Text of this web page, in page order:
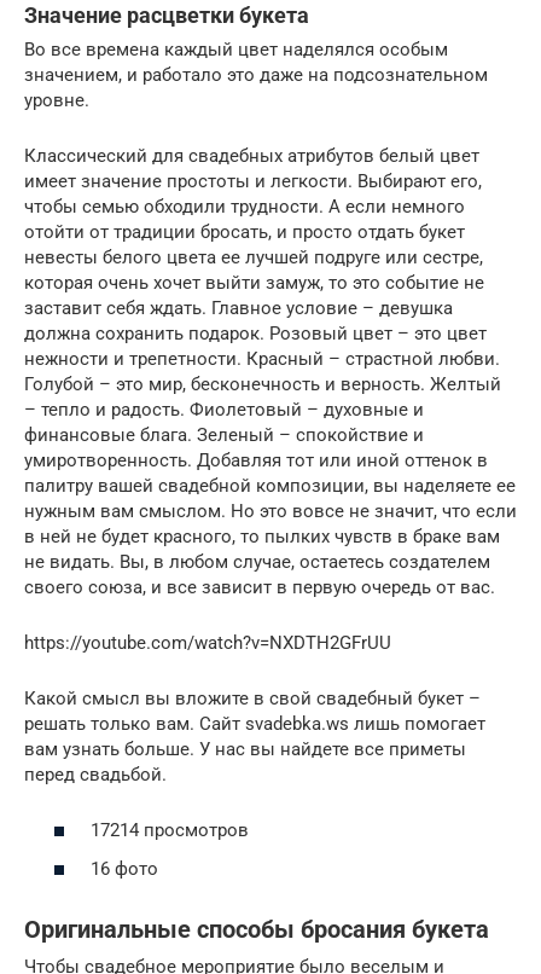
Значение расцветки букета
Во все времена каждый цвет наделялся особым
значением, и работало это даже на подсознательном
уровне.
Классический для свадебных атрибутов белый цвет
имеет значение простоты и легкости. Выбирают его,
чтобы семью обходили трудности. А если немного
отойти от традиции бросать, и просто отдать букет
невесты белого цвета ее лучшей подруге или сестре,
которая очень хочет выйти замуж, то это событие не
заставит себя ждать. Главное условие – девушка
должна сохранить подарок. Розовый цвет – это цвет
нежности и трепетности. Красный – страстной любви.
Голубой – это мир, бесконечность и верность. Желтый
– тепло и радость. Фиолетовый – духовные и
финансовые блага. Зеленый – спокойствие и
умиротворенность. Добавляя тот или иной оттенок в
палитру вашей свадебной композиции, вы наделяете ее
нужным вам смыслом. Но это вовсе не значит, что если
в ней не будет красного, то пылких чувств в браке вам
не видать. Вы, в любом случае, остаетесь создателем
своего союза, и все зависит в первую очередь от вас.
https://youtube.com/watch?v=NXDTH2GFrUU
Какой смысл вы вложите в свой свадебный букет –
решать только вам. Сайт svadebka.ws лишь помогает
вам узнать больше. У нас вы найдете все приметы
перед свадьбой.
17214 просмотров
16 фото
Оригинальные способы бросания букета
Чтобы свадебное мероприятие было веселым и